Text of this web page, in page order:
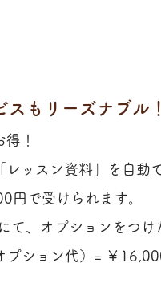
もリーズナブル！
！
レッスン資料」を自動
円で受けられます。
て、オプションをつけ
ション代）= ￥